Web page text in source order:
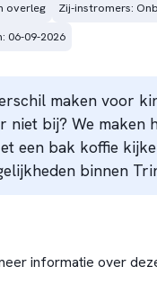
overleg Zij-instromers:
06-09-2026
maken voor
niet bij? We maken
een bak koffie
binnen
informatie over